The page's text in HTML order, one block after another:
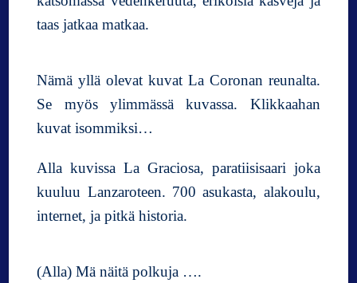
taas jatkaa matkaa.
Nämä yllä olevat kuvat La Coronan reunalta.
Se myös ylimmässä kuvassa. Klikkaahan
kuvat isommiksi…
Alla kuvissa La Graciosa, paratiisisaari joka
kuuluu Lanzaroteen. 700 asukasta, alakoulu,
internet, ja pitkä historia.
(Alla) Mä näitä polkuja ….